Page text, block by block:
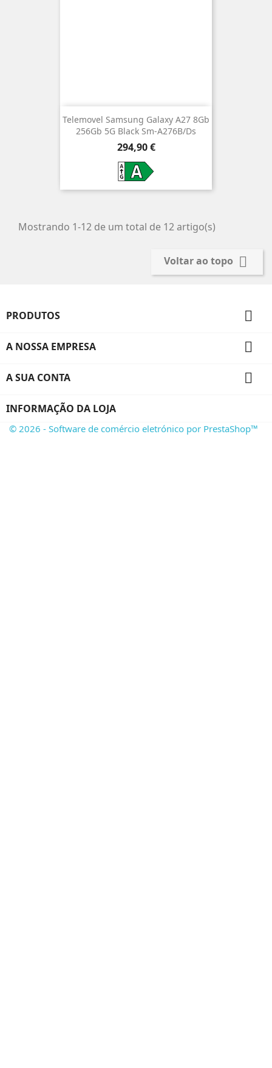
Telemovel Samsung Galaxy A27 8Gb
256Gb 5G Black Sm-A276B/Ds
Preço
294,90 €
Mostrando 1-12 de um total de 12 artigo(s)
Voltar ao topo 
PRODUTOS 
A NOSSA EMPRESA 
A SUA CONTA 
INFORMAÇÃO DA LOJA
© 2026 - Software de comércio eletrónico por PrestaShop™